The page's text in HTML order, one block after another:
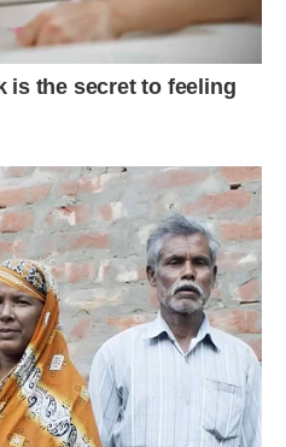
все, що вона взяла з собою –
посміхнулася: